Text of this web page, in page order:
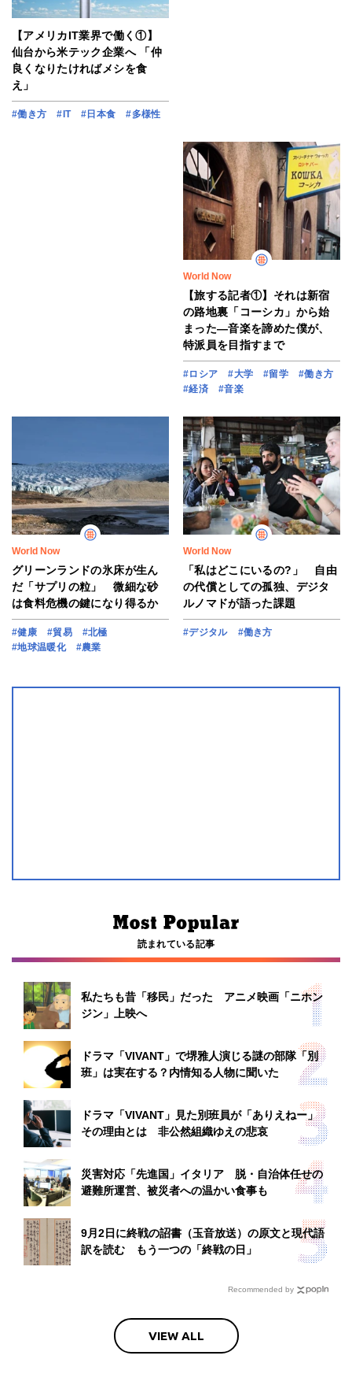
【アメリカIT業界で働く①】
仙台から米テック企業へ 「仲
良くなりたければメシを食
え」
#働き方 #IT #日本食 #多様性
World Now
【旅する記者①】それは新宿
の路地裏「コーシカ」から始
まった―音楽を諦めた僕が、
特派員を目指すまで
#ロシア #大学 #留学
#働き方
#経済
#音楽
World Now
グリーンランドの氷床が生ん
だ「サプリの粒」 微細な砂
は食料危機の鍵になり得るか
#健康 #貿易
#北極
#地球温暖化
#農業
World Now
「私はどこにいるの?」 自由
の代償としての孤独、デジタ
ルノマドが語った課題
#デジタル #働き方
読まれている記事
私たちも昔「移民」だった アニメ映画「ニホン
ジン」上映へ
ドラマ「VIVANT」で堺雅人演じる謎の部隊「別
班」は実在する？内情知る人物に聞いた
ドラマ「VIVANT」見た別班員が「ありえねー」
その理由とは 非公然組織ゆえの悲哀
災害対応「先進国」イタリア 脱・自治体任せの
避難所運営、被災者への温かい食事も
9月2日に終戦の詔書（玉音放送）の原文と現代語
訳を読む もう一つの「終戦の日」
Recommended by
VIEW ALL